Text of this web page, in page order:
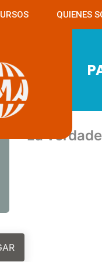
QUIENES
La